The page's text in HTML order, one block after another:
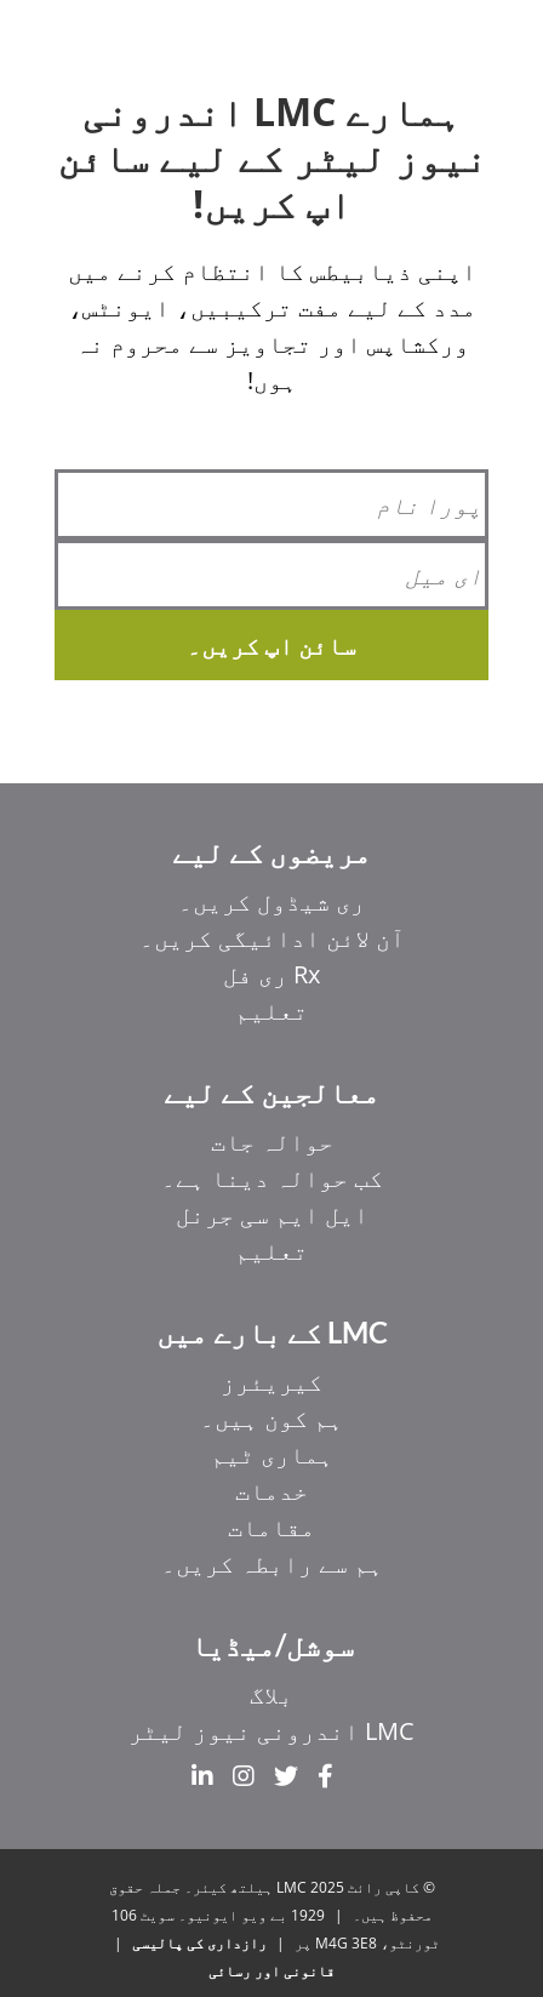
ہمارے LMC اندرونی
نیوز لیٹر کے لیے سائن
اپ کریں!
اپنی ذیابیطس کا انتظام کرنے میں
مدد کے لیے مفت ترکیبیں، ایونٹس،
ورکشاپس اور تجاویز سے محروم نہ
ہوں!
سائن اپ کریں۔
مریضوں کے لیے
ری شیڈول کریں۔
آن لائن ادائیگی کریں۔
Rx ری فل
تعلیم
معالجین کے لیے
حوالہ جات
کب حوالہ دینا ہے۔
ایل ایم سی جرنل
تعلیم
LMC کے بارے میں
کیریئرز
ہم کون ہیں۔
ہماری ٹیم
خدمات
مقامات
ہم سے رابطہ کریں۔
سوشل/میڈیا
بلاگ
LMC اندرونی نیوز لیٹر
© کاپی رائٹ 2025 LMC ہیلتھ کیئر۔ جملہ حقوق
محفوظ ہیں۔
|
1929 بے ویو ایونیو۔ سویٹ 106
ٹورنٹو، M4G 3E8 پر
| رازداری کی پالیسی
|
قانونی اور رسائی
HI
ZH